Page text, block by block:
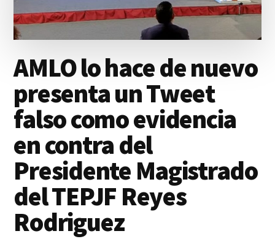
AMLO lo hace de nuevo
presenta un Tweet
falso como evidencia
en contra del
Presidente Magistrado
del TEPJF Reyes
Rodriguez